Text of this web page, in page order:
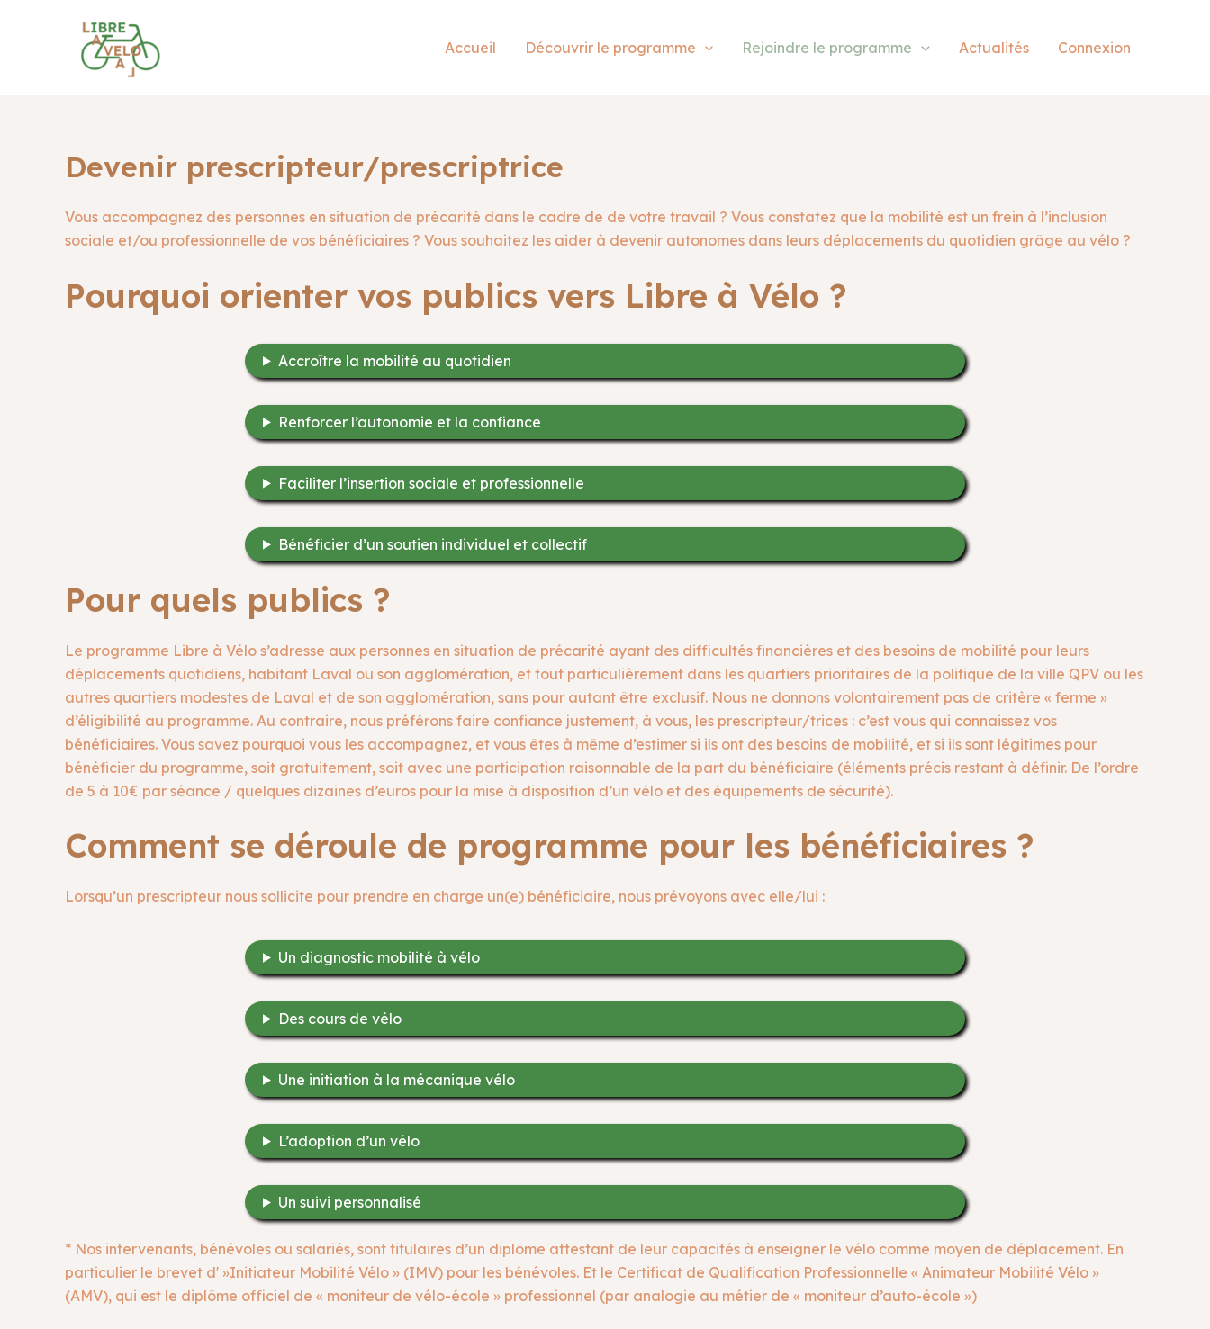
Accueil Découvrir le programme Rejoindre le programme Actualités Connexion
Devenir prescripteur/prescriptrice
Vous accompagnez des personnes en situation de précarité dans le cadre de de votre travail ? Vous constatez que la mobilité est un frein à l’inclusion
sociale et/ou professionnelle de vos bénéficiaires ? Vous souhaitez les aider à devenir autonomes dans leurs déplacements du quotidien grâge au vélo ?
Pourquoi orienter vos publics vers Libre à Vélo ?
Accroître la mobilité au quotidien
Renforcer l’autonomie et la confiance
Faciliter l’insertion sociale et professionnelle
Bénéficier d’un soutien individuel et collectif
Pour quels publics ?
Le programme Libre à Vélo s’adresse aux personnes en situation de précarité ayant des difficultés financières et des besoins de mobilité pour leurs
déplacements quotidiens, habitant Laval ou son agglomération, et tout particulièrement dans les quartiers prioritaires de la politique de la ville QPV ou les
autres quartiers modestes de Laval et de son agglomération, sans pour autant être exclusif. Nous ne donnons volontairement pas de critère « ferme »
d’éligibilité au programme. Au contraire, nous préférons faire confiance justement, à vous, les prescripteur/trices : c’est vous qui connaissez vos
bénéficiaires. Vous savez pourquoi vous les accompagnez, et vous êtes à même d’estimer si ils ont des besoins de mobilité, et si ils sont légitimes pour
bénéficier du programme, soit gratuitement, soit avec une participation raisonnable de la part du bénéficiaire (éléments précis restant à définir. De l’ordre
de 5 à 10€ par séance / quelques dizaines d’euros pour la mise à disposition d’un vélo et des équipements de sécurité).
Comment se déroule de programme pour les bénéficiaires ?
Lorsqu’un prescripteur nous sollicite pour prendre en charge un(e) bénéficiaire, nous prévoyons avec elle/lui :
Un diagnostic mobilité à vélo
Des cours de vélo
Une initiation à la mécanique vélo
L’adoption d’un vélo
Un suivi personnalisé
* Nos intervenants, bénévoles ou salariés, sont titulaires d’un diplôme attestant de leur capacités à enseigner le vélo comme moyen de déplacement. En
particulier le brevet d' »Initiateur Mobilité Vélo » (IMV) pour les bénévoles. Et le Certificat de Qualification Professionnelle « Animateur Mobilité Vélo »
(AMV), qui est le diplôme officiel de « moniteur de vélo-école » professionnel (par analogie au métier de « moniteur d’auto-école »)